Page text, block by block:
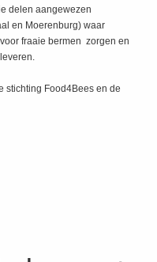
delen aangewezen
en Moerenburg) waar
fraaie bermen zorgen en
stichting Food4Bees en de